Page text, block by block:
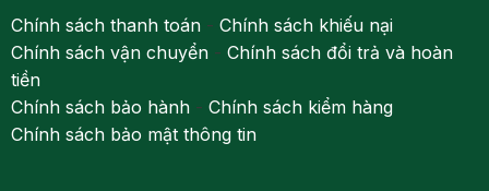
Chính sách thanh toán- Chính sách khiếu nại
Chính sách vận chuyển- Chính sách đổi trả và hoàn
tiền
Chính sách bảo hành- Chính sách kiểm hàng
Chính sách bảo mật thông tin